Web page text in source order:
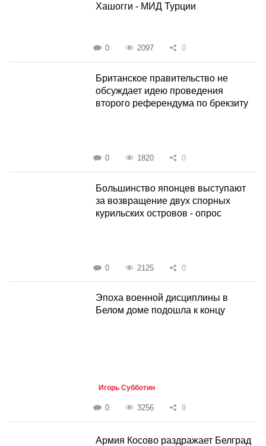
Хашогги - МИД Турции
0 2097 0
Британское правительство не
обсуждает идею проведения
второго референдума по брекзиту
0 1820 0
Большинство японцев выступают
за возвращение двух спорных
курильских островов - опрос
0 2125 0
Эпоха военной дисциплины в
Белом доме подошла к концу
Игорь Субботин
0 3256 9
Армия Косово раздражает Белград